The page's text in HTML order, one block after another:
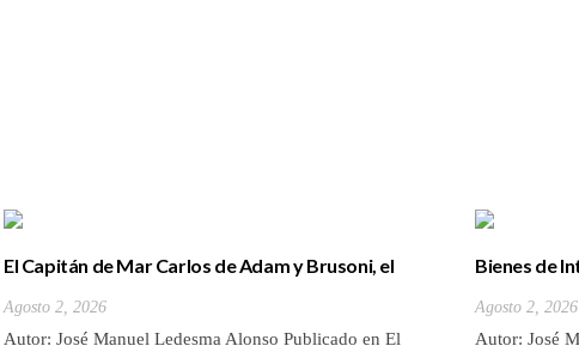
El Capitán de Mar Carlos de Adam y Brusoni, el
Agosto 2, 2026
Autor: José Manuel Ledesma Alonso Publicado en El
Bienes de
Agosto 2, 2026
Autor: José